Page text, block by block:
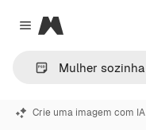
Close menu
Magnific
Crie uma imagem com IA